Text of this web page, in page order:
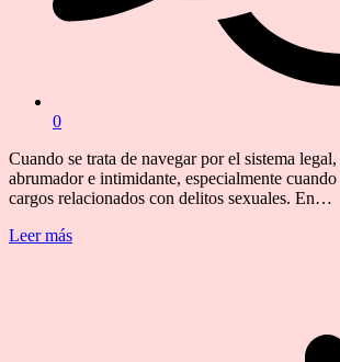
0
Cuando se trata de navegar por el sistema legal,
abrumador e intimidante, especialmente cuando
cargos relacionados con delitos sexuales. En…
Leer más